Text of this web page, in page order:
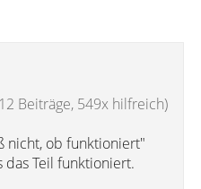
Beiträge, 549x hilfreich)
nicht, ob funktioniert"
Teil funktioniert.